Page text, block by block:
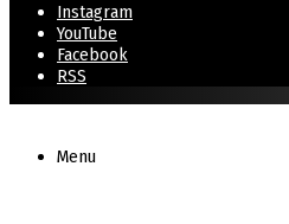
Instagram
YouTube
Facebook
RSS
Menu